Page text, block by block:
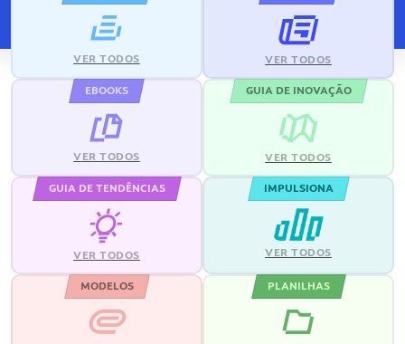
VER TODOS VER TODOS
EBOOKS
VER TODOS
GUIA DE INOVAÇÃO
VER TODOS
GUIA DE TENDÊNCIAS
VER TODOS
IMPULSIONA
VER TODOS
MODELOS PLANILHAS